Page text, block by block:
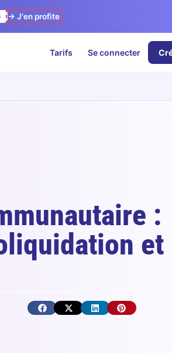
→ J'en profite
Tarifs Se connecter
:
et